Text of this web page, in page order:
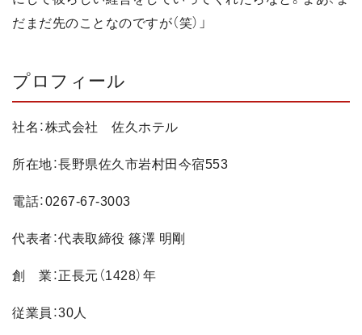
だまだ先のことなのですが（笑）」
プロフィール
社名：株式会社 佐久ホテル
所在地：長野県佐久市岩村田今宿553
電話：0267-67-3003
代表者：代表取締役 篠澤 明剛
創 業：正長元（1428）年
従業員：30人